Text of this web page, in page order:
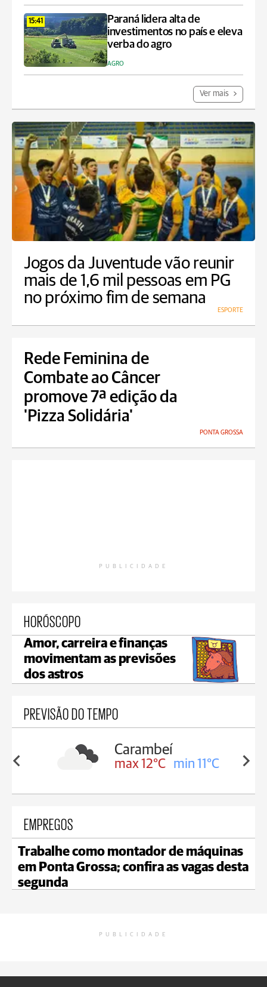
15:41
Paraná lidera alta de
investimentos no país e eleva
verba do agro
AGRO
Ver mais
Jogos da Juventude vão reunir
mais de 1,6 mil pessoas em PG
no próximo fim de semana
ESPORTE
Rede Feminina de
Combate ao Câncer
promove 7ª edição da
'Pizza Solidária'
PONTA GROSSA
PUBLICIDADE
HORÓSCOPO
Amor, carreira e finanças
movimentam as previsões
dos astros
PREVISÃO DO TEMPO
12°C
Carambeí
max 12°C min 11°C
EMPREGOS
Trabalhe como montador de máquinas
em Ponta Grossa; confira as vagas desta
segunda
PUBLICIDADE